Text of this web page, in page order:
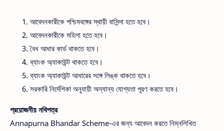
আবেদনকারীকে পশ্চিমবঙ্গের স্থায়ী বাসিন্দা হতে হবে।
আবেদনকারীকে মহিলা হতে হবে।
বৈধ আধার কার্ড থাকতে হবে।
ব্যাংক অ্যাকাউন্ট থাকতে হবে।
ব্যাংক অ্যাকাউন্ট আধারের সঙ্গে লিঙ্ক থাকতে হবে।
সরকারি নির্দেশিকা অনুযায়ী অন্যান্য যোগ্যতা পূরণ করতে হবে।
প্রয়োজনীয় নথিপত্র
Annapurna Bhandar Scheme-এর জন্য আবেদন করতে নিম্নলিখিত